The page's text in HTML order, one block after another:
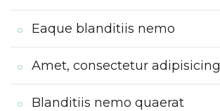
Eaque blanditiis nemo
Amet, consectetur adipisicing
Blanditiis nemo quaerat